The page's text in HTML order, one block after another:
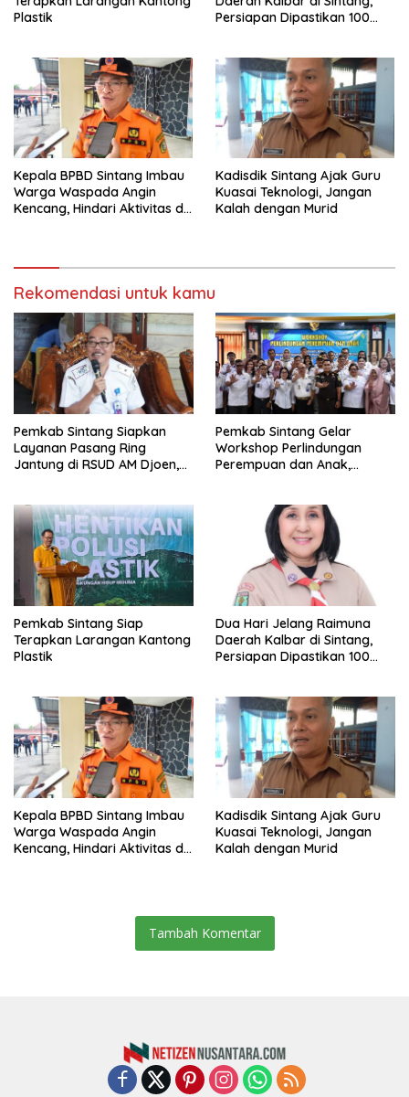
Plastik
Persiapan Dipastikan 100
Kepala BPBD Sintang Imbau
Warga Waspada Angin
Kencang, Hindari Aktivitas di
Kadisdik Sintang Ajak Guru
Kuasai Teknologi, Jangan
Kalah dengan Murid
Rekomendasi untuk kamu
Pemkab Sintang Siapkan
Layanan Pasang Ring
Jantung di RSUD AM Djoen,
Pemkab Sintang Gelar
Workshop Perlindungan
Perempuan dan Anak,
Pemkab Sintang Siap
Terapkan Larangan Kantong
Plastik
Dua Hari Jelang Raimuna
Daerah Kalbar di Sintang,
Persiapan Dipastikan 100
Kepala BPBD Sintang Imbau
Warga Waspada Angin
Kencang, Hindari Aktivitas di
Kadisdik Sintang Ajak Guru
Kuasai Teknologi, Jangan
Kalah dengan Murid
Tambah Komentar